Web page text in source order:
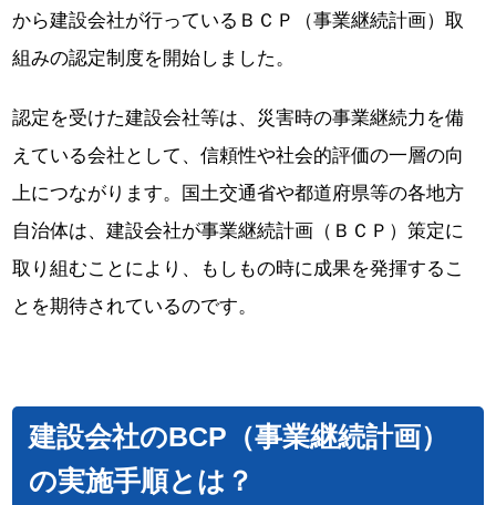
から建設会社が行っているＢＣＰ（事業継続計画）取
組みの認定制度を開始しました。
認定を受けた建設会社等は、災害時の事業継続力を備
えている会社として、信頼性や社会的評価の一層の向
上につながります。国土交通省や都道府県等の各地方
自治体は、建設会社が事業継続計画（ＢＣＰ）策定に
取り組むことにより、もしもの時に成果を発揮するこ
とを期待されているのです。
建設会社のBCP（事業継続計画）
の実施手順とは？